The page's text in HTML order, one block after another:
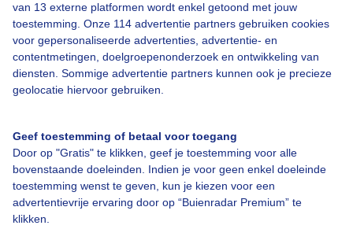
van 13 externe platformen wordt enkel getoond met jouw
toestemming. Onze 114 advertentie partners gebruiken cookies
voor gepersonaliseerde advertenties, advertentie- en
contentmetingen, doelgroepenonderzoek en ontwikkeling van
diensten. Sommige advertentie partners kunnen ook je precieze
geolocatie hiervoor gebruiken.
Geef toestemming of betaal voor toegang
Door op "Gratis" te klikken, geef je toestemming voor alle
bovenstaande doeleinden. Indien je voor geen enkel doeleinde
toestemming wenst te geven, kun je kiezen voor een
advertentievrije ervaring door op “Buienradar Premium” te
klikken.
Over Buienradar
Contact
Toegankelijkheid
Gebruikersvoorwaarden